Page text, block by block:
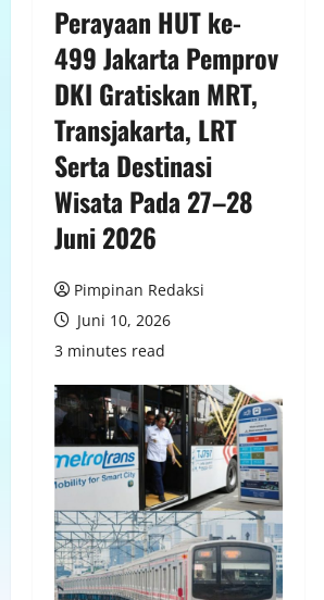
Perayaan HUT ke-
499 Jakarta Pemprov
DKI Gratiskan MRT,
Transjakarta, LRT
Serta Destinasi
Wisata Pada 27–28
Juni 2026
Pimpinan Redaksi
Juni 10, 2026
3 minutes read